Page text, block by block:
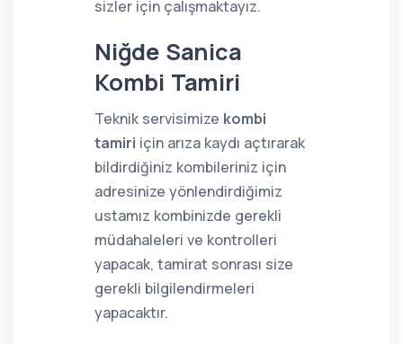
sizler için çalışmaktayız.
Niğde Sanica
Kombi Tamiri
Teknik servisimize kombi
tamiri için arıza kaydı açtırarak
bildirdiğiniz kombileriniz için
adresinize yönlendirdiğimiz
ustamız kombinizde gerekli
müdahaleleri ve kontrolleri
yapacak, tamirat sonrası size
gerekli bilgilendirmeleri
yapacaktır.